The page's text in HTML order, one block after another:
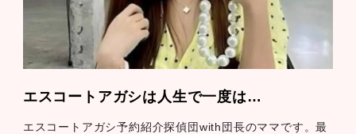
エスコートアガシは人生で一度は…
エスコートアガシ予約紹介探偵団with団長のママです。最